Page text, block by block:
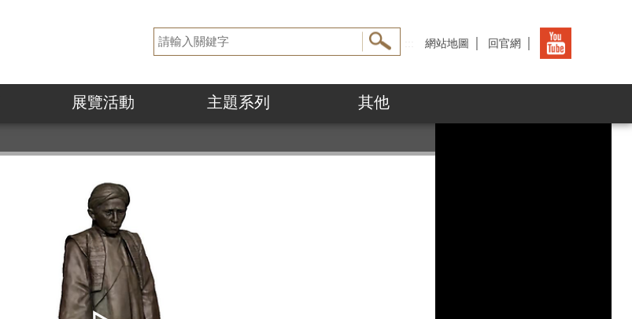
網站地圖 回官網
展覽活動 主題系列 其他